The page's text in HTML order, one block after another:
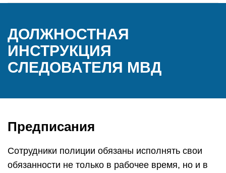
ДОЛЖНОСТНАЯ
ИНСТРУКЦИЯ
СЛЕДОВАТЕЛЯ МВД
Предписания
Сотрудники полиции обязаны исполнять свои
обязанности не только в рабочее время, но и в